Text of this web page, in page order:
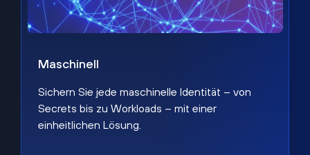
Maschinell
Sichern Sie jede maschinelle Identität – von
Secrets bis zu Workloads – mit einer
einheitlichen Lösung.